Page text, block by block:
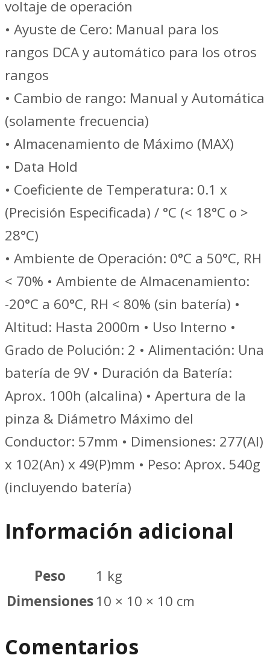
voltaje de operación
• Ayuste de Cero: Manual para los
rangos DCA y automático para los otros
rangos
• Cambio de rango: Manual y Automática
(solamente frecuencia)
• Almacenamiento de Máximo (MAX)
• Data Hold
• Coeficiente de Temperatura: 0.1 x
(Precisión Especificada) / °C (< 18°C o >
28°C)
• Ambiente de Operación: 0°C a 50°C, RH
< 70% • Ambiente de Almacenamiento:
-20°C a 60°C, RH < 80% (sin batería) •
Altitud: Hasta 2000m • Uso Interno •
Grado de Polución: 2 • Alimentación: Una
batería de 9V • Duración da Batería:
Aprox. 100h (alcalina) • Apertura de la
pinza & Diámetro Máximo del
Conductor: 57mm • Dimensiones: 277(Al)
x 102(An) x 49(P)mm • Peso: Aprox. 540g
(incluyendo batería)
Información adicional
Peso
1 kg
Dimensiones10 × 10 × 10 cm
Comentarios